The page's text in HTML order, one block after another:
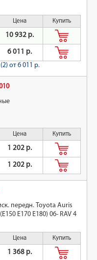
Цена Купить
10 932 р.
6 011 р.
от 6 011 р.
Цена Купить
1 202 р.
1 202 р.
передн. Toyota Auris
E170 E180) 06- RAV 4
Цена Купить
1 368 р.